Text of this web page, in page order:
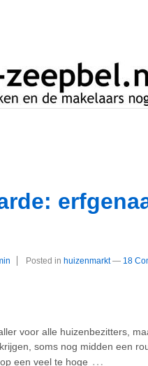
Posted in huizenmarkt — 18
voor alle huizenbezitters,
soms nog midden een
een veel te hoge …